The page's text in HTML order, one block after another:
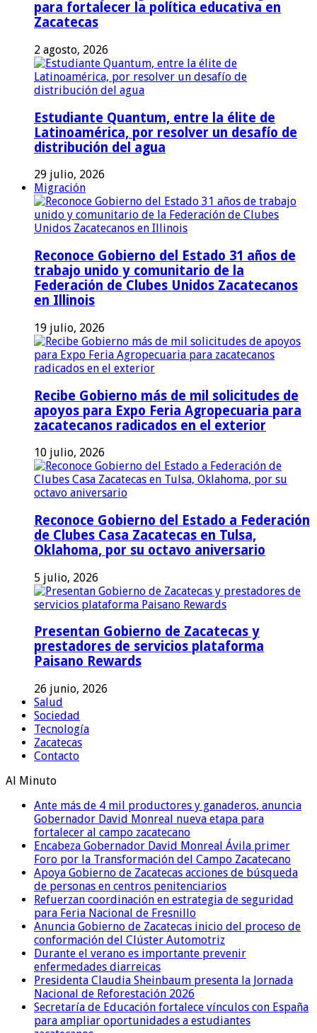
para fortalecer la política educativa en
Zacatecas
2 agosto, 2026
Estudiante Quantum, entre la élite de
Latinoamérica, por resolver un desafío de
distribución del agua
29 julio, 2026
Migración
Reconoce Gobierno del Estado 31 años de
trabajo unido y comunitario de la
Federación de Clubes Unidos Zacatecanos
en Illinois
19 julio, 2026
Recibe Gobierno más de mil solicitudes de
apoyos para Expo Feria Agropecuaria para
zacatecanos radicados en el exterior
10 julio, 2026
Reconoce Gobierno del Estado a Federación
de Clubes Casa Zacatecas en Tulsa,
Oklahoma, por su octavo aniversario
5 julio, 2026
Presentan Gobierno de Zacatecas y
prestadores de servicios plataforma
Paisano Rewards
26 junio, 2026
Salud
Sociedad
Tecnología
Zacatecas
Contacto
Al Minuto
Ante más de 4 mil productores y ganaderos, anuncia
Gobernador David Monreal nueva etapa para
fortalecer al campo zacatecano
Encabeza Gobernador David Monreal Ávila primer
Foro por la Transformación del Campo Zacatecano
Apoya Gobierno de Zacatecas acciones de búsqueda
de personas en centros penitenciarios
Refuerzan coordinación en estrategia de seguridad
para Feria Nacional de Fresnillo
Anuncia Gobierno de Zacatecas inicio del proceso de
conformación del Clúster Automotriz
Durante el verano es importante prevenir
enfermedades diarreicas
Presidenta Claudia Sheinbaum presenta la Jornada
Nacional de Reforestación 2026
Secretaría de Educación fortalece vínculos con España
para ampliar oportunidades a estudiantes